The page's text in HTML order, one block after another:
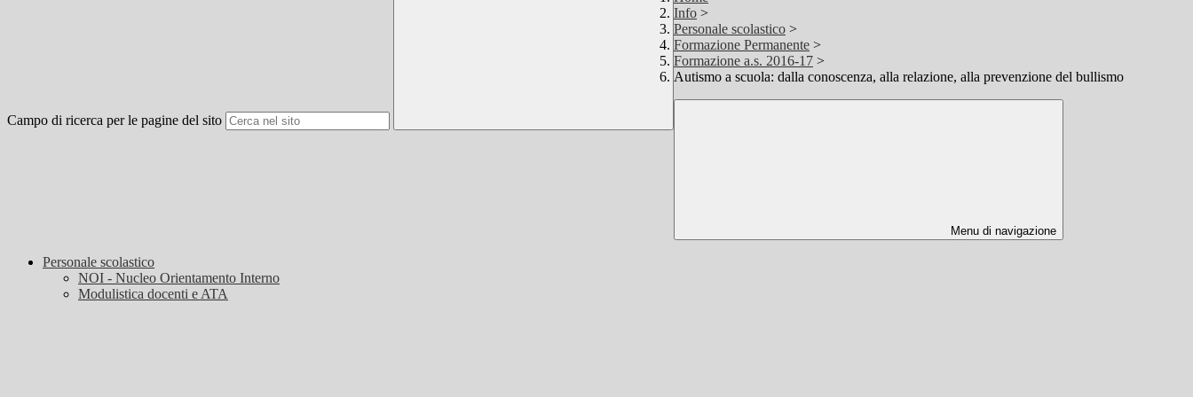
Campo di ricerca per le pagine del sito
Info >
Personale scolastico >
Formazione Permanente >
Formazione a.s. 2016-17 >
Autismo a scuola: dalla conoscenza, alla relazione, alla prevenzione del bullismo
Menu di navigazione
Personale scolastico
NOI - Nucleo Orientamento Interno
Modulistica docenti e ATA